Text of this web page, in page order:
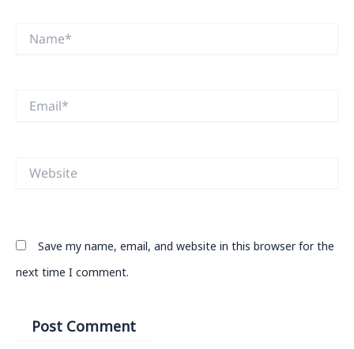
Name*
Email*
Website
Save my name, email, and website in this browser for the
next time I comment.